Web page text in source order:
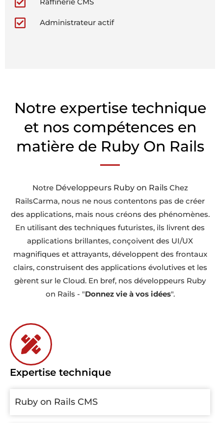
Raffinerie CMS
Administrateur actif
Notre expertise technique
et nos compétences en
matière de Ruby On Rails
Notre Développeurs Ruby on RailsChez
RailsCarma, nous ne nous contentons pas de créer
des applications, mais nous créons des phénomènes.
En utilisant des techniques futuristes, ils livrent des
applications brillantes, conçoivent des UI/UX
magnifiques et attrayants, développent des frontaux
clairs, construisent des applications évolutives et les
gèrent sur le Cloud. En bref, nos développeurs Ruby
on Rails - "Donnez vie à vos idées".
Expertise technique
Ruby on Rails CMS